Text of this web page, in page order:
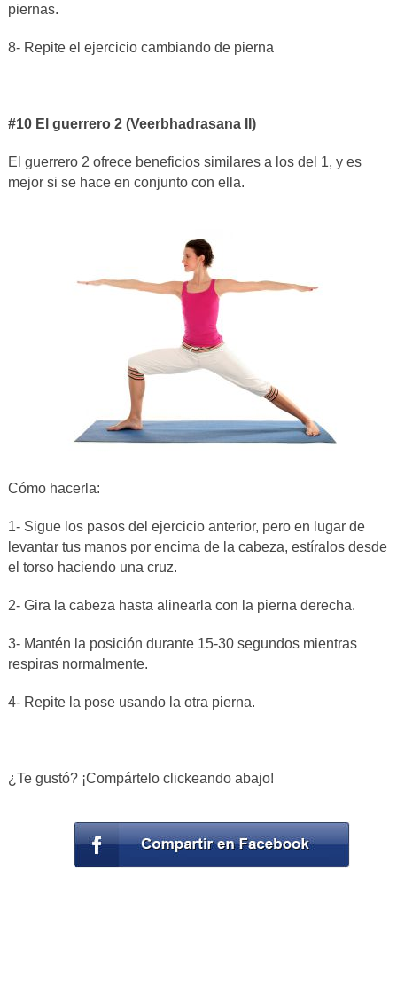
piernas.
8- Repite el ejercicio cambiando de pierna
#10 El guerrero 2 (Veerbhadrasana II)
El guerrero 2 ofrece beneficios similares a los del 1, y es
mejor si se hace en conjunto con ella.
Cómo hacerla:
1- Sigue los pasos del ejercicio anterior, pero en lugar de
levantar tus manos por encima de la cabeza, estíralos desde
el torso haciendo una cruz.
2- Gira la cabeza hasta alinearla con la pierna derecha.
3- Mantén la posición durante 15-30 segundos mientras
respiras normalmente.
4- Repite la pose usando la otra pierna.
¿Te gustó? ¡Compártelo clickeando abajo!